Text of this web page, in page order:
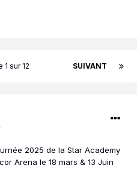
SUIVANT
1 sur 12
2025 de la Star Academy
Arena le 18 mars & 13 Juin